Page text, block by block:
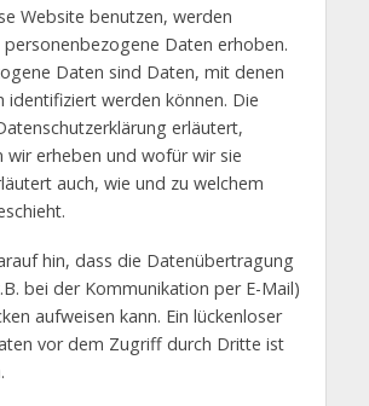
Website benutzen, werden
personenbezogene Daten erhoben.
Daten sind Daten, mit denen
identifiziert werden können. Die
erläutert,
wir erheben und wofür wir sie
auch, wie und zu welchem
hin, dass die Datenübertragung
bei der Kommunikation per E-Mail)
aufweisen kann. Ein lückenloser
vor dem Zugriff durch Dritte ist